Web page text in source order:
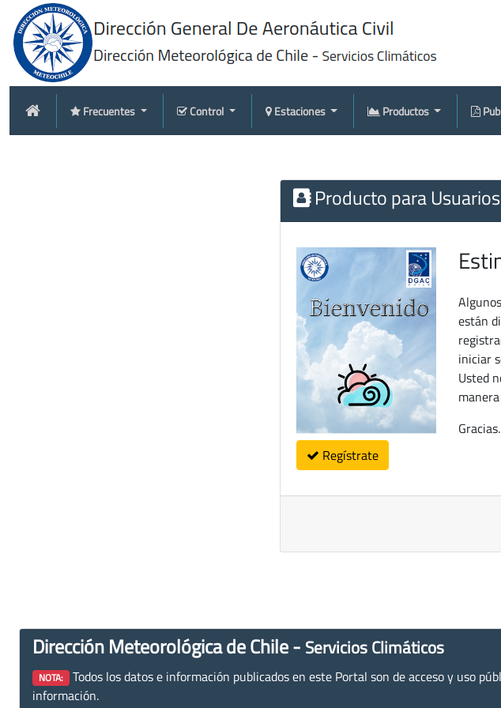
Frecuentes Control Estaciones Productos
Producto para
Regístrate
están
iniciar
Usted
Gracias.
Dirección Meteorológica de Chile - Servicios Climáticos
NOTA: Todos los datos e información publicados en este Portal son de acceso y uso
información.